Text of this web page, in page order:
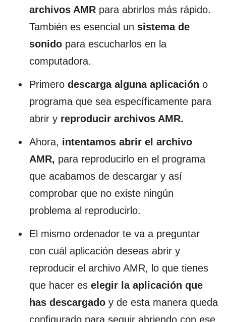
archivos AMR para abrirlos más rápido.
También es esencial un sistema de
sonido para escucharlos en la
computadora.
Primero descarga alguna aplicación o
programa que sea específicamente para
abrir y reproducir archivos AMR.
Ahora, intentamos abrir el archivo
AMR, para reproducirlo en el programa
que acabamos de descargar y así
comprobar que no existe ningún
problema al reproducirlo.
El mismo ordenador te va a preguntar
con cuál aplicación deseas abrir y
reproducir el archivo AMR, lo que tienes
que hacer es elegir la aplicación que
has descargado y de esta manera queda
configurado para seguir abriendo con ese